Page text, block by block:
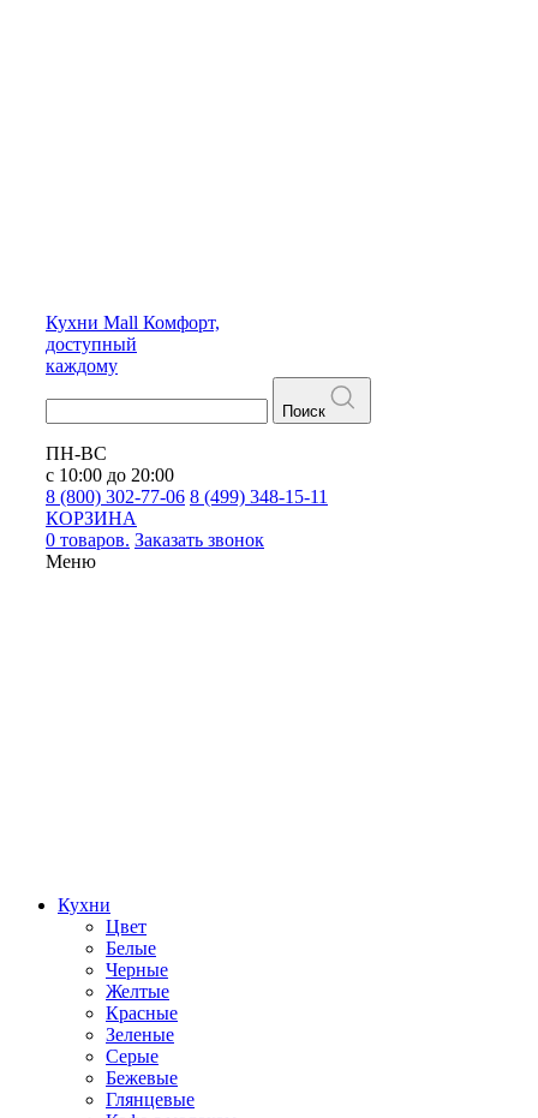
Кухни Mall Комфорт,
доступный
каждому
Поиск
ПН-ВС
с 10:00 до 20:00
8 (800) 302-77-06 8 (499) 348-15-11
КОРЗИНА
0 товаров. Заказать звонок
Меню
Кухни
Цвет
Белые
Черные
Желтые
Красные
Зеленые
Серые
Бежевые
Глянцевые